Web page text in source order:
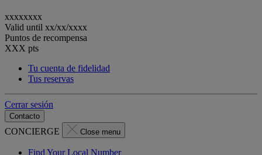
xxxxxxxx
Valid until xx/xx/xxxx
Puntos de recompensa
XXX pts
Tu cuenta de fidelidad
Tus reservas
Cerrar sesión
Contacto
CONCIERGE Close menu
Find Your Local Number